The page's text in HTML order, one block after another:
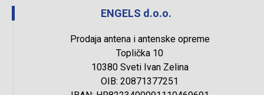
ENGELS d.o.o.
Prodaja antena i antenske opreme
Toplička 10
10380 Sveti Ivan Zelina
OIB: 20871377251